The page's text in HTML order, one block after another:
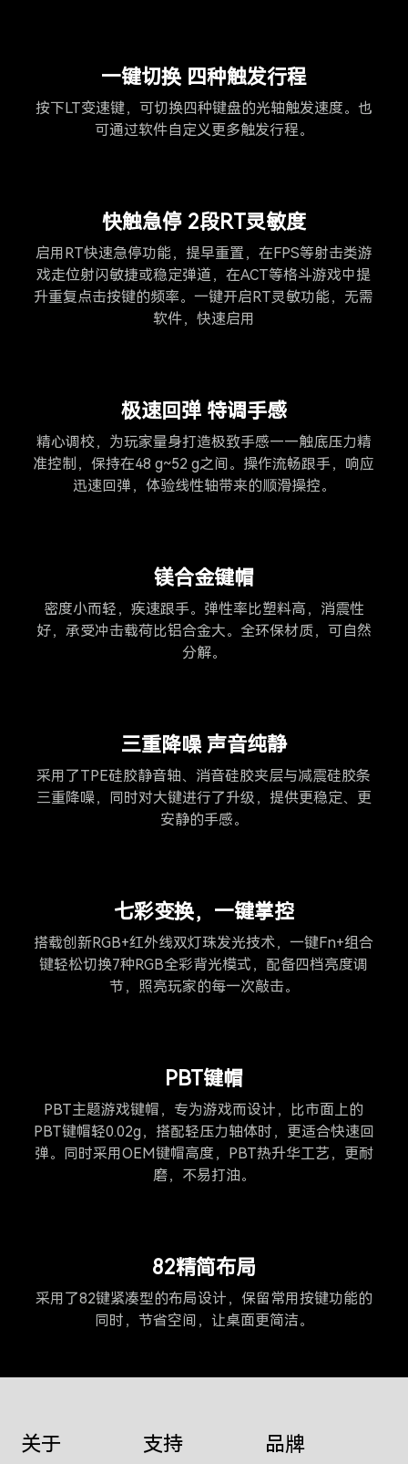
一键切换 四种触发行程
按下LT变速键，可切换四种键盘的光轴触发速度。也
可通过软件自定义更多触发行程。
快触急停 2段RT灵敏度
启用RT快速急停功能，提早重置，在FPS等射击类游
戏走位射闪敏捷或稳定弹道，在ACT等格斗游戏中提
升重复点击按键的频率。一键开启RT灵敏功能，无需
软件，快速启用
极速回弹 特调手感
精心调校，为玩家量身打造极致手感——触底压力精
准控制，保持在48 g~52 g之间。操作流畅跟手，响应
迅速回弹，体验线性轴带来的顺滑操控。
镁合金键帽
密度小而轻，疾速跟手。弹性率比塑料高，消震性
好，承受冲击载荷比铝合金大。全环保材质，可自然
分解。
三重降噪 声音纯静
采用了TPE硅胶静音轴、消音硅胶夹层与减震硅胶条
三重降噪，同时对大键进行了升级，提供更稳定、更
安静的手感。
七彩变换，一键掌控
搭载创新RGB+红外线双灯珠发光技术，一键Fn+组合
键轻松切换7种RGB全彩背光模式，配备四档亮度调
节，照亮玩家的每一次敲击。
PBT键帽
PBT主题游戏键帽，专为游戏而设计，比市面上的
PBT键帽轻0.02g，搭配轻压力轴体时，更适合快速回
弹。同时采用OEM键帽高度，PBT热升华工艺，更耐
磨，不易打油。
82精简布局
采用了82键紧凑型的布局设计，保留常用按键功能的
同时，节省空间，让桌面更简洁。
关于 支持 品牌